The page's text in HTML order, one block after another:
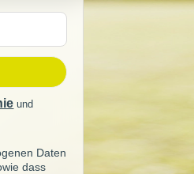
und
Daten
dass